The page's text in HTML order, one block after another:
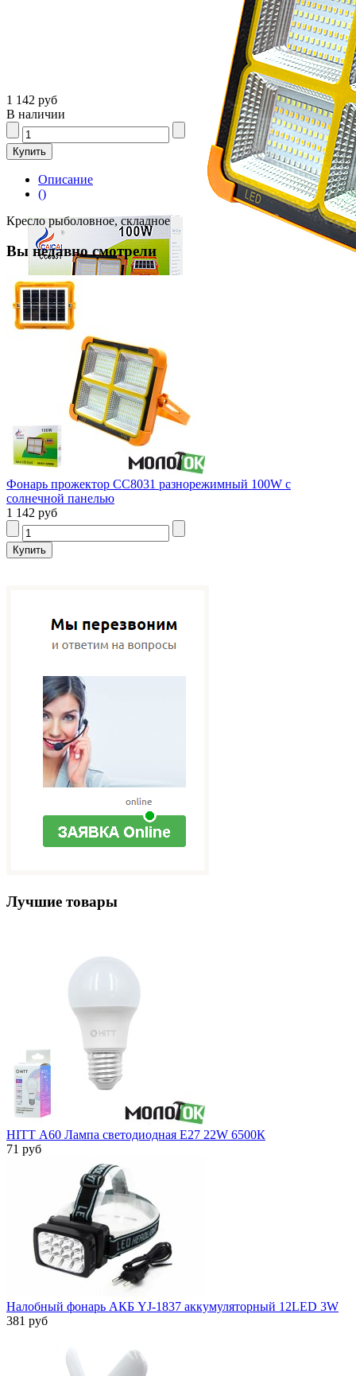
1 142 руб
В наличии
Описание
()
Кресло рыболовное, складное
Вы недавно смотрели
Фонарь прожектор CC8031 разнорежимный 100W с
солнечной панелью
1 142 руб
Лучшие товары
HITT А60 Лампа светодиодная Е27 22W 6500К
71 руб
Налобный фонарь АКБ YJ-1837 аккумуляторный 12LED 3W
381 руб